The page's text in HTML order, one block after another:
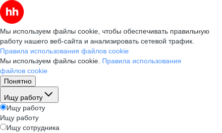
Мы используем файлы cookie, чтобы обеспечивать правильную
работу нашего веб-сайта и анализировать сетевой трафик.
Правила использования файлов cookie
Мы используем файлы cookie. Правила использования
файлов cookie
Понятно
Ищу работу
Ищу работу
Ищу работу
Ищу сотрудника